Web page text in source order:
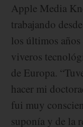
Apple Media
trabajando
los últimos
viveros
de Europa.
hacer mi
fui muy
suponía y de la